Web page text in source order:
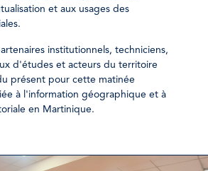
et aux usages des
institutionnels, techniciens,
d'études et acteurs du territoire
présent pour cette matinée
à l'information géographique et à
en Martinique.